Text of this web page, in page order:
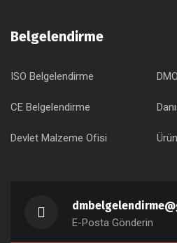
Belgelendirme
ISO Belgelendirme
CE Belgelendirme
Devlet Malzeme Ofisi
E-Posta Gönderin